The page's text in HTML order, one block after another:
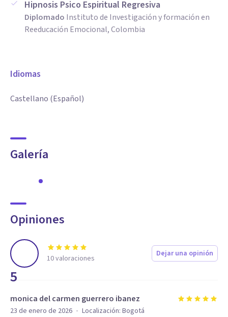
Hipnosis Psico Espiritual Regresiva
Diplomado Instituto de Investigación y formación en
Reeducación Emocional, Colombia
Idiomas
Castellano (Español)
Galería
Opiniones
5
10valoraciones Dejar una opinión
monica del carmen guerrero ibanez
23 de enero de 2026 · Localización: Bogotá